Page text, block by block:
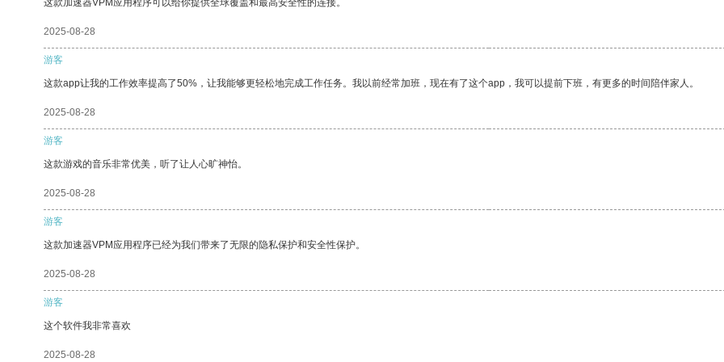
这款加速器VPM应用程序可以给你提供全球覆盖和最高安全性的连接。
2025-08-28
游客
这款app让我的工作效率提高了50%，让我能够更轻松地完成工作任务。我以前经常加班，现在有了这个app，我可以提前下班，有更多的时间陪伴家人。
2025-08-28
游客
这款游戏的音乐非常优美，听了让人心旷神怡。
2025-08-28
游客
这款加速器VPM应用程序已经为我们带来了无限的隐私保护和安全性保护。
2025-08-28
游客
这个软件我非常喜欢
2025-08-28